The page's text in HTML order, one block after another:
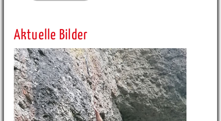
Aktuelle Bilder